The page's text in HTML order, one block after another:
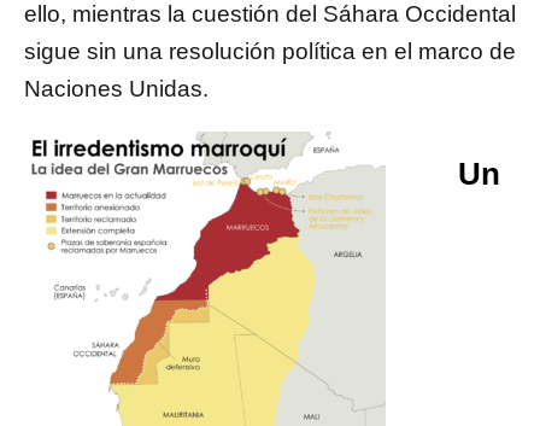
ello, mientras la cuestión del Sáhara Occidental
sigue sin una resolución política en el marco de
Naciones Unidas.
Un